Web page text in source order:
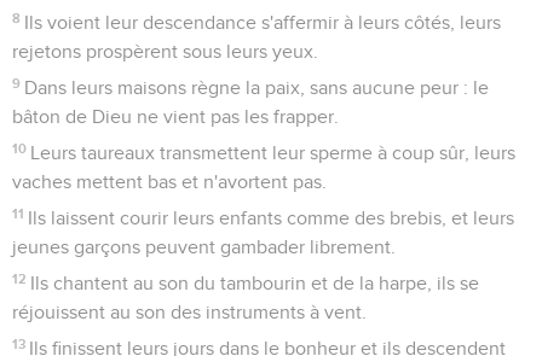
8 Ils voient leur descendance s'affermir à leurs côtés, leurs
rejetons prospèrent sous leurs yeux.
9 Dans leurs maisons règne la paix, sans aucune peur : le
bâton de Dieu ne vient pas les frapper.
10 Leurs taureaux transmettent leur sperme à coup sûr, leurs
vaches mettent bas et n'avortent pas.
11 Ils laissent courir leurs enfants comme des brebis, et leurs
jeunes garçons peuvent gambader librement.
12 Ils chantent au son du tambourin et de la harpe, ils se
réjouissent au son des instruments à vent.
13 Ils finissent leurs jours dans le bonheur et ils descendent